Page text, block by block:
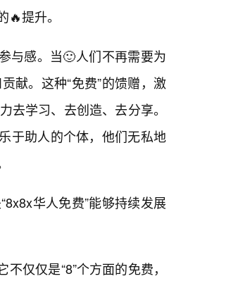
提升。
与感。当🙂人们不再需要为
献。这种“免费”的馈赠，激
去学习、去创造、去分享。
于助人的个体，他们无私地
华人免费”能够持续发展
仅仅是“8”个方面的免费，